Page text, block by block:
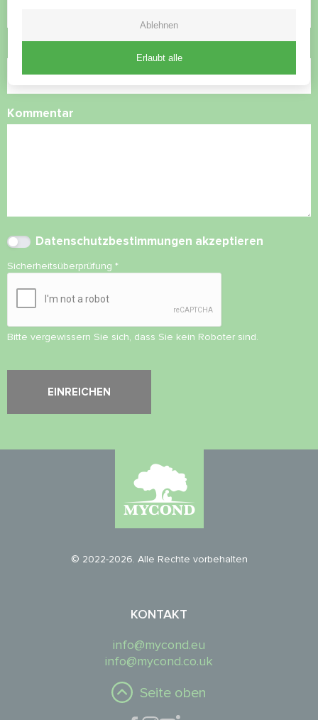
Kommentar
Datenschutzbestimmungen akzeptieren
Sicherheitsüberprüfung *
Bitte vergewissern Sie sich, dass Sie kein Roboter sind.
© 2022-2026. Alle Rechte vorbehalten
KONTAKT
info@mycond.eu
info@mycond.co.uk
Seite oben
Ablehnen
Erlaubt alle